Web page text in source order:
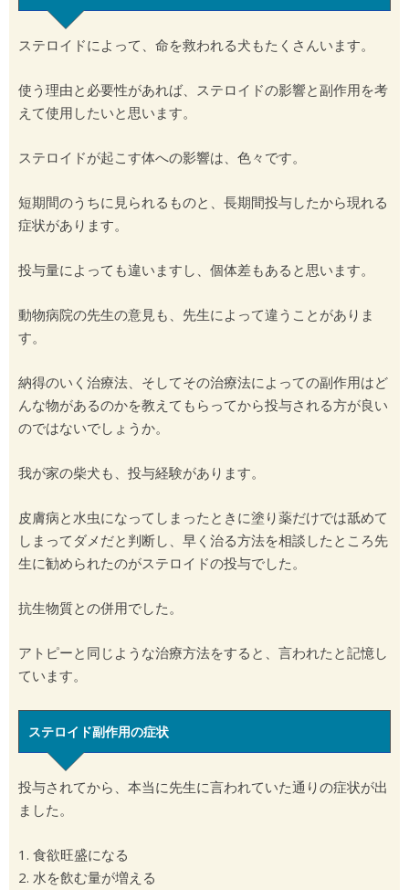
ステロイドによって、命を救われる犬もたくさんいます。
使う理由と必要性があれば、ステロイドの影響と副作用を考
えて使用したいと思います。
ステロイドが起こす体への影響は、色々です。
短期間のうちに見られるものと、長期間投与したから現れる
症状があります。
投与量によっても違いますし、個体差もあると思います。
動物病院の先生の意見も、先生によって違うことがありま
す。
納得のいく治療法、そしてその治療法によっての副作用はど
んな物があるのかを教えてもらってから投与される方が良い
のではないでしょうか。
我が家の柴犬も、投与経験があります。
皮膚病と水虫になってしまったときに塗り薬だけでは舐めて
しまってダメだと判断し、早く治る方法を相談したところ先
生に勧められたのがステロイドの投与でした。
抗生物質との併用でした。
アトピーと同じような治療方法をすると、言われたと記憶し
ています。
ステロイド副作用の症状
投与されてから、本当に先生に言われていた通りの症状が出
ました。
1. 食欲旺盛になる
2. 水を飲む量が増える